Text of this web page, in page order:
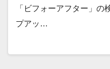
「ビフォーアフター」の
プアッ…